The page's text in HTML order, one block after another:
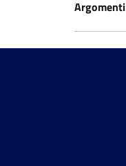
Argomenti